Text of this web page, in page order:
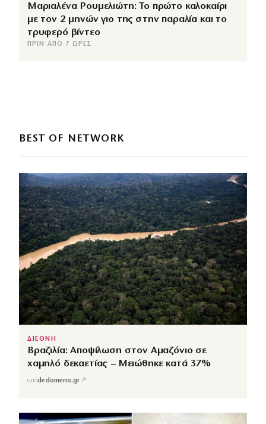
Μαριαλένα Ρουμελιώτη: Το πρώτο καλοκαίρι
με τον 2 μηνών γιο της στην παραλία και το
τρυφερό βίντεο
ΠΡΙΝ ΑΠΌ 7 ΏΡΕΣ
BEST OF NETWORK
ΔΙΕΘΝΗ
Βραζιλία: Αποψίλωση στον Αμαζόνιο σε
χαμηλό δεκαετίας – Μειώθηκε κατά 37%
απόdedomeno.gr ↗